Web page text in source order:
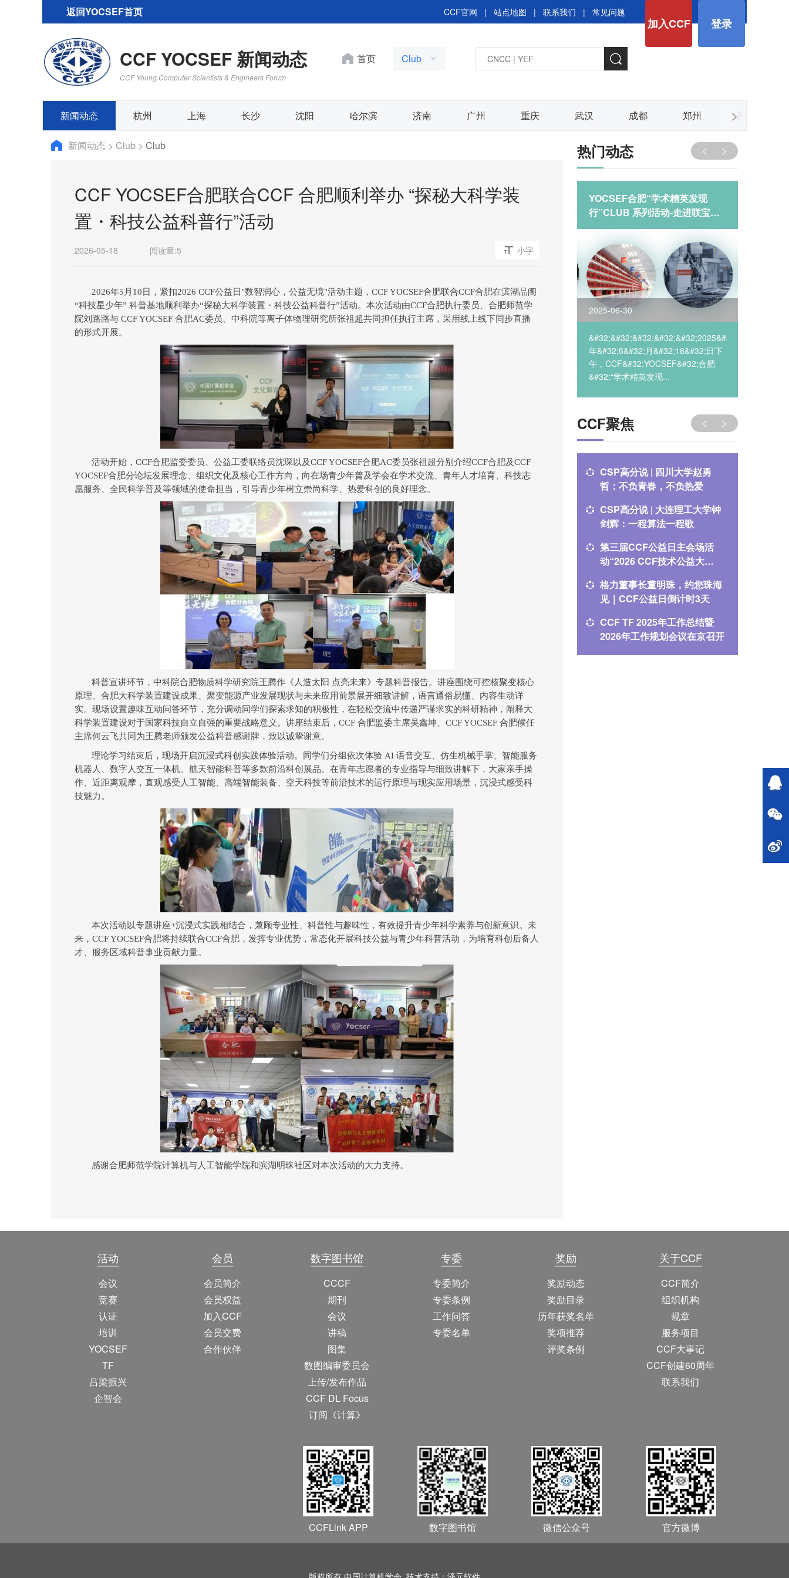
返回YOCSEF首页
加入CCF 登录
CCF官网 | 站点地图 | 联系我们 | 常见问题
CCF YOCSEF 新闻动态
CCF Young Computer Scientists & Engineers Forum
首页 Club
新闻动态 杭州 上海 长沙 沈阳 哈尔滨 济南 广州 重庆 武汉 成都 郑州 苏州
新闻动态 > Club > Club
CCF YOCSEF合肥联合CCF 合肥顺利举办 “探秘大科学装
置・科技公益科普行”活动
2026-05-18 阅读量:5 小字
2026年5 月 10 日， 紧扣2026 CCF公益日 "数智润心，公益无境"活动主题， CCF YOCSEF合肥联合CCF合肥在滨湖品阁
“科技星少年” 科普基地顺利 举办“探秘大科学装置・科技公益科普行”活动。本次活动由CCF合肥执行委员、合肥师范学
院刘路路与 CCF YOCSEF 合肥AC委员、中科院等离子体物理研究所张祖超共同担任执行主席，采用线上线下同步直播
的形式开展。
活动开始， CCF合肥监委委员、公益工委联络员沈琛以及CCF YOCSEF合肥AC委员张祖超分别介绍CCF合肥及CCF
YOCSEF合肥分论坛发展理念、组织文化及核心工作方向，向在场青少年普及学会在学术交流、青年人才培育、科技志
愿服务、全民科学普及等领域的使命担当，引导青少年树立崇尚科学、热爱科创的良好理念。
科普宣讲环节 ， 中科院合肥物质科学研究院王腾作《人造太阳 点亮未来》专题科普报告。讲座围绕可控核聚变核心
原理、合肥大科学装置建设成果、聚变能源产业发展现状与未来应用前景展开细致讲解，语言通俗易懂、内容生动详
实。现场设置趣味互动问答环节，充分调动同学们探索求知的积极性，在轻松交流中传递严谨求实的科研精神，阐释大
科学装置建设对于国家科技自立自强的重要战略意义。讲座结束后， CCF 合肥监委主席吴鑫坤、 CCF YOCSEF 合肥候任
主席何云飞共同为王腾老师颁发公益科普感谢牌，致以诚挚谢意。
理论学习结束后，现场开启沉浸式科创实践体验活动。同学们分组依次体验 AI 语音交互、仿生机械手掌、智能服务
机器人、数字人交互一体机、航天智能科普等多款前沿科创展品。在青年志愿者的专业指导与细致讲解下，大家亲手操
作、近距离观摩，直观感受人工智能、高端智能装备、空天科技等前沿技术的运行原理与现实应用场景，沉浸式感受科
技魅力。
本次活动以专题讲座+沉浸式实践相结合，兼顾专业性、科普性与趣味性，有效提升青少年科学素养与创新意识。未
来， CCF YOCSEF合肥将持续联合CCF合肥，发挥专业优势，常态化开展科技公益与青少年科普活动，为培育科创后备人
才、服务区域科普事业贡献力量。
感谢合肥师范学院计算机与人工智能学院和滨湖明珠社区对本次活动的大力支持。
热门动态
YOCSEF 合肥“学术精英发现
2025-08-10
合肥成功举办&#32;“学术精英发现
行”系列...
YOCSEF合肥“学术精英发现
行”CLUB 系列活动-走进联宝科
技暨“大模型+智能制造”技术论坛
前站调研
2025-06-30
&#32;&#32;&#32;&#32;&#32;2025&#32;
年&#32;6&#32;月&#32;18&#32;日下
午，CCF&#32;YOCSEF&#32;合肥
&#32;“学术精英发现...
CCF聚焦
CSP高分说 | 四川大学赵勇
哲：不负青春，不负热爱
CSP高分说 | 大连理工大学钟
剑辉：一程算法一程歌
第三届CCF公益日主会场活
动“2026 CCF技术公益大
格力董事长董明珠，约您珠海
见｜CCF公益日倒计时3天
CCF TF 2025年工作总结暨
2026年工作规划会议在京召开
活动
会议
竞赛
认证
培训
YOCSEF
TF
吕梁振兴
企智会
会员
会员简介
会员权益
加入CCF
会员交费
合作伙伴
数字图书馆
CCCF
期刊
会议
讲稿
图集
数图编审委员会
上传/发布作品
CCF DL Focus
订阅《计算》
专委
专委简介
专委条例
工作问答
专委名单
奖励
奖励动态
奖励目录
历年获奖名单
奖项推荐
评奖条例
关于CCF
CCF简介
组织机构
规章
服务项目
CCF大事记
CCF创建60周年
联系我们
CCFLink APP 数字图书馆 微信公众号 官方微博